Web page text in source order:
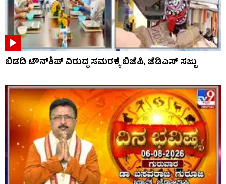
ಬಿಡದಿ ಟೌನ್‌ಶಿಪ್ ವಿರುದ್ಧ ಸಮರಕ್ಕೆ ಬಿಜೆಪಿ, ಜೆಡಿಎಸ್ ಸಜ್ಜು